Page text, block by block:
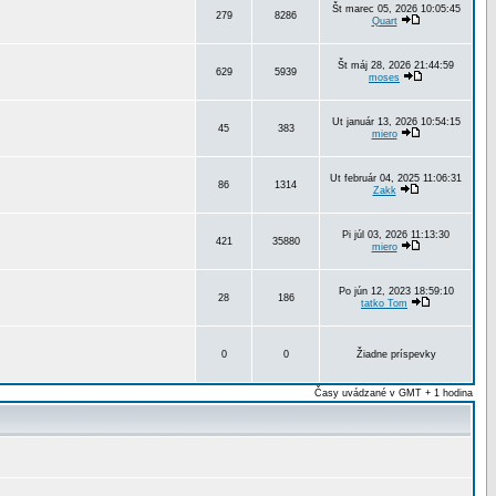
279 8286
Št marec 05, 2026 10:05:45
Quart
629 5939
Št máj 28, 2026 21:44:59
moses
45 383
Ut január 13, 2026 10:54:15
miero
86 1314
Ut február 04, 2025 11:06:31
Zakk
421 35880
Pi júl 03, 2026 11:13:30
miero
28 186
Po jún 12, 2023 18:59:10
tatko Tom
0 0 Žiadne príspevky
Časy uvádzané v GMT + 1 hodina